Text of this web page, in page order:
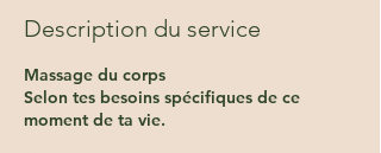
Description du service
Massage du corps
Selon tes besoins spécifiques de ce
moment de ta vie.